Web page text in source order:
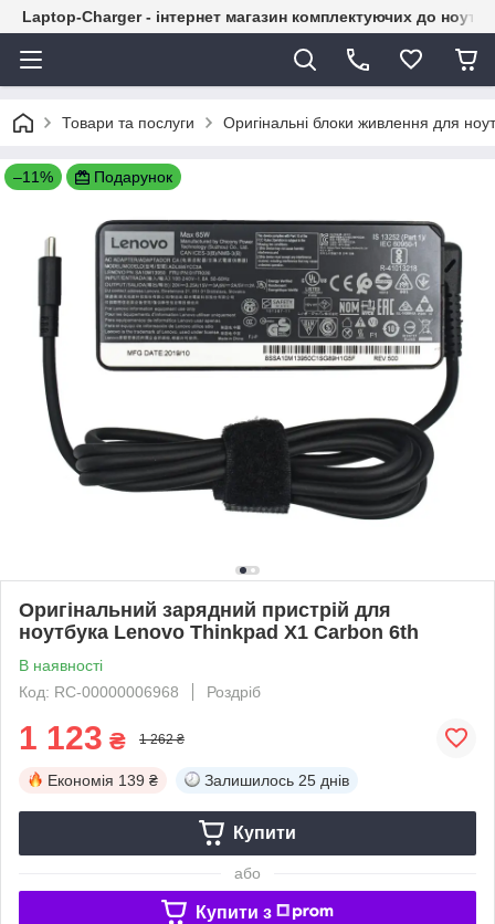
Laptop-Charger - інтернет магазин комплектуючих до
Товари та послуги Оригінальні блоки живлення для
–11% Подарунок
Оригінальний зарядний пристрій для
ноутбука Lenovo Thinkpad X1 Carbon 6th
В наявності
Код: RC-00000006968
Роздріб
1 123 ₴ 1 262 ₴
Економія 139 ₴ Залишилось 25 днів
Купити
або
Купити з